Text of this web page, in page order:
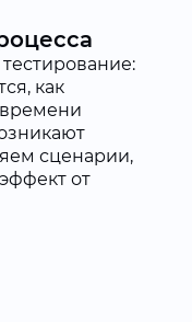
как
времени
сценарии,
от